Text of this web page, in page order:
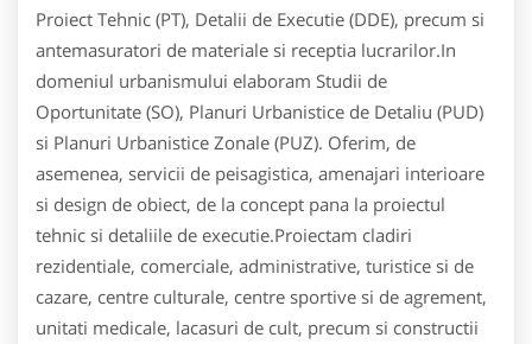
Proiect Tehnic (PT), Detalii de Executie (DDE), precum si
antemasuratori de materiale si receptia lucrarilor.In
domeniul urbanismului elaboram Studii de
Oportunitate (SO), Planuri Urbanistice de Detaliu (PUD)
si Planuri Urbanistice Zonale (PUZ). Oferim, de
asemenea, servicii de peisagistica, amenajari interioare
si design de obiect, de la concept pana la proiectul
tehnic si detaliile de executie.Proiectam cladiri
rezidentiale, comerciale, administrative, turistice si de
cazare, centre culturale, centre sportive si de agrement,
unitati medicale, lacasuri de cult, precum si constructii